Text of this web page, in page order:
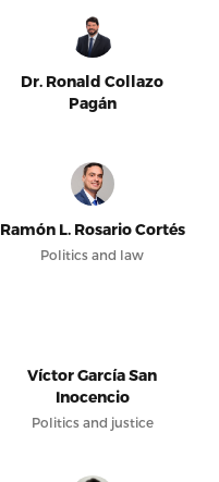
Dr. Ronald Collazo
Pagán
Ramón L. Rosario Cortés
Politics and law
Víctor García San
Inocencio
Politics and justice